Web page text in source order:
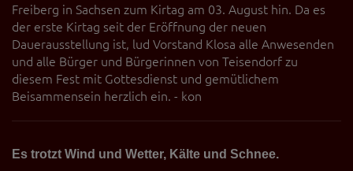
Freiberg in Sachsen zum Kirtag am 03. August hin. Da es
der erste Kirtag seit der Eröffnung der neuen
Dauerausstellung ist, lud Vorstand Klosa alle Anwesenden
und alle Bürger und Bürgerinnen von Teisendorf zu
diesem Fest mit Gottesdienst und gemütlichem
Beisammensein herzlich ein. - kon
Es trotzt Wind und Wetter, Kälte und Schnee.